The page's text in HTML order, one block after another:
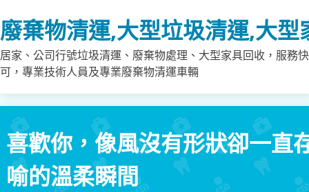
to
content
廢棄物清運,大型垃圾清運,大
居家、公司行號垃圾清運、廢棄物處理、大型家具回收，服務
可，專業技術人員及專業廢棄物清運車輛
喜歡你，像風沒有形狀卻一直
喻的溫柔瞬間